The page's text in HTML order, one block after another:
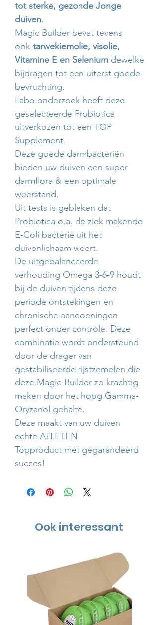
tot sterke, gezonde Jonge
duiven.
Magic Builder bevat tevens
ook tarwekiemolie, visolie,
Vitamine E en Selenium dewelke
bijdragen tot een uiterst goede
bevruchting.
Labo onderzoek heeft deze
geselecteerde Probiotica
uitverkozen tot een TOP
Supplement.
Deze goede darmbacteriën
bieden uw duiven een super
darmflora & een optimale
weerstand.
Uit tests is gebleken dat
Probiotica o.a. de ziek makende
E-Coli bacterie uit het
duivenlichaam weert.
De uitgebalanceerde
verhouding Omega 3-6-9 houdt
bij de duiven tijdens deze
periode ontstekingen en
chronische aandoeningen
perfect onder controle. Deze
combinatie wordt ondersteund
door de drager van
gestabiliseerde rijstzemelen die
deze Magic-Builder zo krachtig
maken door het hoog Gamma-
Oryzanol gehalte.
Deze maakt van uw duiven
echte ATLETEN!
Topproduct met gegarandeerd
succes!
Ook interessant